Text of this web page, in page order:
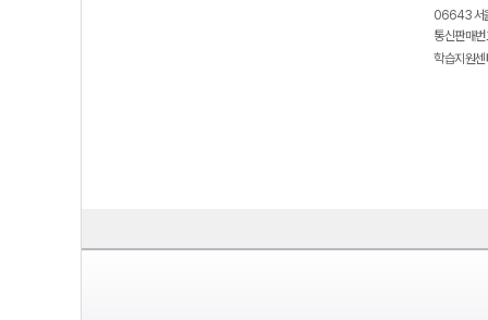
06643 서
통신판매
학습지원